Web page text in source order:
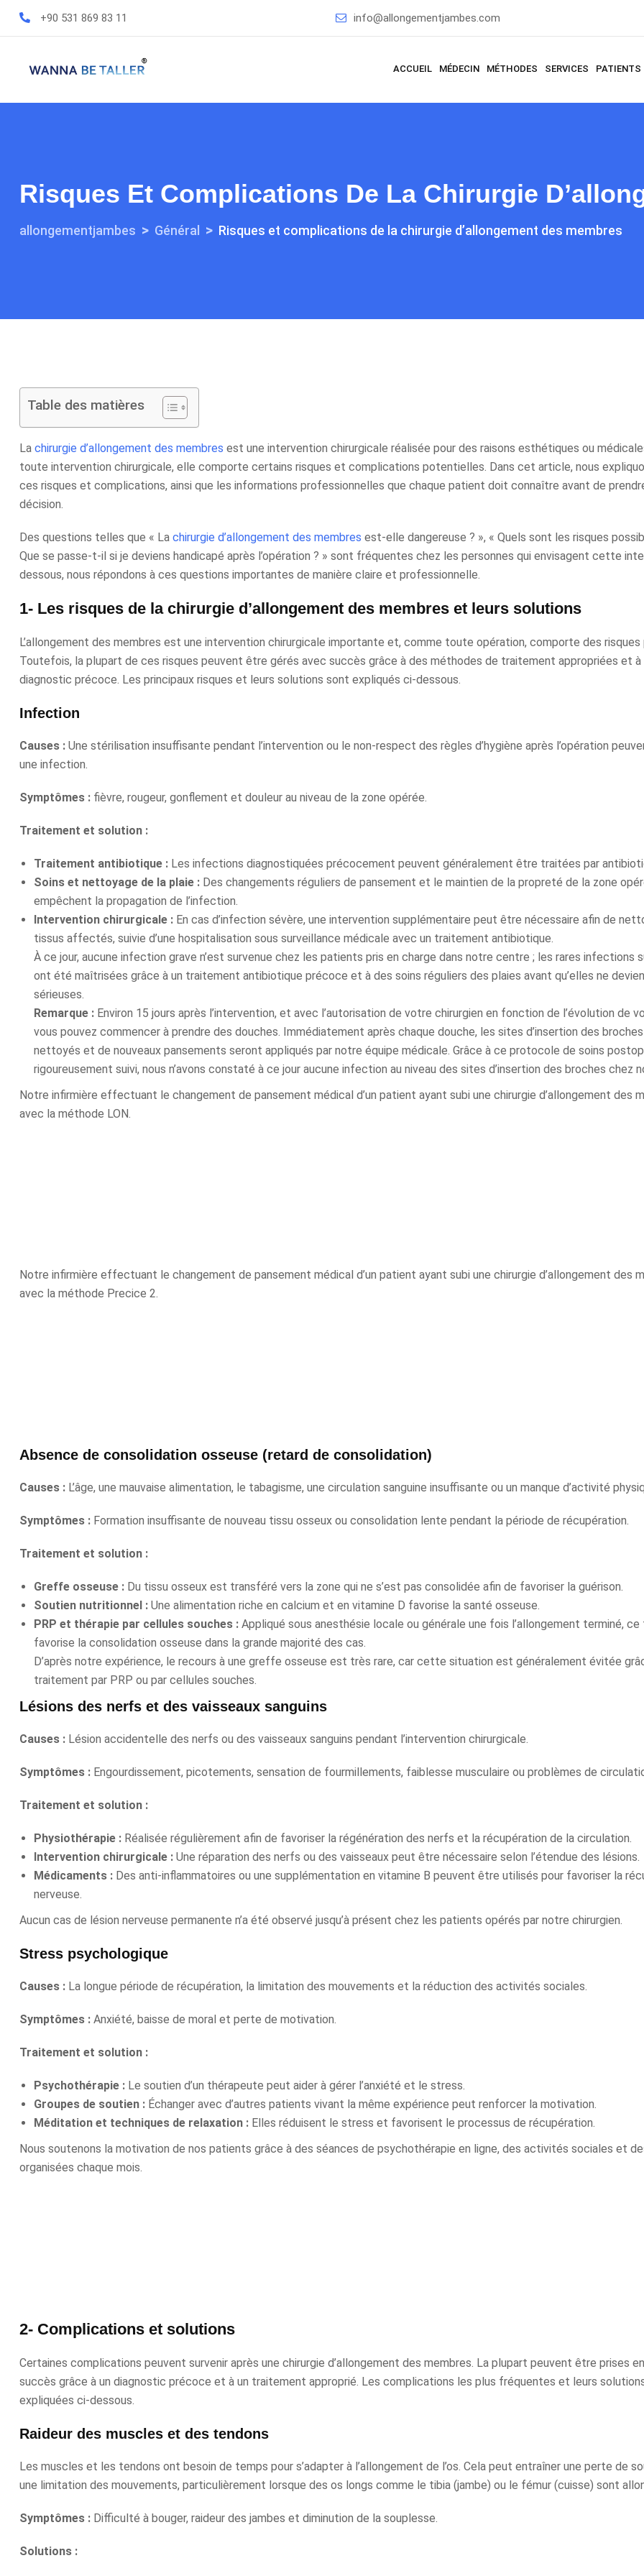
+90 531 869 83 11 info@allongementjambes.com
ACCUEIL MÉDECIN MÉTHODES SERVICES PATIENTS
Risques Et Complications De La Chirurgie
allongementjambes > Général > Risques et complications de la chirurgie d’allongement des membres
Table des matières
La chirurgie d’allongement des membres est une intervention chirurgicale réalisée pour des raisons esthétiques ou
toute intervention chirurgicale, elle comporte certains risques et complications potentielles. Dans cet article, nous
ces risques et complications, ainsi que les informations professionnelles que chaque patient doit connaître avant de
décision.
Des questions telles que « La chirurgie d’allongement des membres est-elle dangereuse ? », « Quels sont les risques
Que se passe-t-il si je deviens handicapé après l’opération ? » sont fréquentes chez les personnes qui envisagent cette
dessous, nous répondons à ces questions importantes de manière claire et professionnelle.
1- Les risques de la chirurgie d’allongement des membres et leurs solutions
L’allongement des membres est une intervention chirurgicale importante et, comme toute opération, comporte des
Toutefois, la plupart de ces risques peuvent être gérés avec succès grâce à des méthodes de traitement appropriées et à
diagnostic précoce. Les principaux risques et leurs solutions sont expliqués ci-dessous.
Infection
Causes : Une stérilisation insuffisante pendant l’intervention ou le non-respect des règles d’hygiène après l’opération
une infection.
Symptômes : fièvre, rougeur, gonflement et douleur au niveau de la zone opérée.
Traitement et solution :
Traitement antibiotique : Les infections diagnostiquées précocement peuvent généralement être traitées par
Soins et nettoyage de la plaie : Des changements réguliers de pansement et le maintien de la propreté de la zone
empêchent la propagation de l’infection.
Intervention chirurgicale : En cas d’infection sévère, une intervention supplémentaire peut être nécessaire afin de
tissus affectés, suivie d’une hospitalisation sous surveillance médicale avec un traitement antibiotique.
À ce jour, aucune infection grave n’est survenue chez les patients pris en charge dans notre centre ; les rares infections
ont été maîtrisées grâce à un traitement antibiotique précoce et à des soins réguliers des plaies avant qu’elles ne
sérieuses.
Remarque : Environ 15 jours après l’intervention, et avec l’autorisation de votre chirurgien en fonction de l’évolution de
vous pouvez commencer à prendre des douches. Immédiatement après chaque douche, les sites d’insertion des
nettoyés et de nouveaux pansements seront appliqués par notre équipe médicale. Grâce à ce protocole de soins
rigoureusement suivi, nous n’avons constaté à ce jour aucune infection au niveau des sites d’insertion des broches chez
Notre infirmière effectuant le changement de pansement médical d’un patient ayant subi une chirurgie d’allongement des
avec la méthode LON.
Notre infirmière effectuant le changement de pansement médical d’un patient ayant subi une chirurgie d’allongement des
avec la méthode Precice 2.
Absence de consolidation osseuse (retard de consolidation)
Causes : L’âge, une mauvaise alimentation, le tabagisme, une circulation sanguine insuffisante ou un manque d’activité
Symptômes : Formation insuffisante de nouveau tissu osseux ou consolidation lente pendant la période de récupération.
Traitement et solution :
Greffe osseuse : Du tissu osseux est transféré vers la zone qui ne s’est pas consolidée afin de favoriser la guérison.
Soutien nutritionnel : Une alimentation riche en calcium et en vitamine D favorise la santé osseuse.
PRP et thérapie par cellules souches : Appliqué sous anesthésie locale ou générale une fois l’allongement terminé,
favorise la consolidation osseuse dans la grande majorité des cas.
D’après notre expérience, le recours à une greffe osseuse est très rare, car cette situation est généralement évitée
traitement par PRP ou par cellules souches.
Lésions des nerfs et des vaisseaux sanguins
Causes : Lésion accidentelle des nerfs ou des vaisseaux sanguins pendant l’intervention chirurgicale.
Symptômes : Engourdissement, picotements, sensation de fourmillements, faiblesse musculaire ou problèmes de
Traitement et solution :
Physiothérapie : Réalisée régulièrement afin de favoriser la régénération des nerfs et la récupération de la circulation.
Intervention chirurgicale : Une réparation des nerfs ou des vaisseaux peut être nécessaire selon l’étendue des lésions.
Médicaments : Des anti-inflammatoires ou une supplémentation en vitamine B peuvent être utilisés pour favoriser la
nerveuse.
Aucun cas de lésion nerveuse permanente n’a été observé jusqu’à présent chez les patients opérés par notre chirurgien.
Stress psychologique
Causes : La longue période de récupération, la limitation des mouvements et la réduction des activités sociales.
Symptômes : Anxiété, baisse de moral et perte de motivation.
Traitement et solution :
Psychothérapie : Le soutien d’un thérapeute peut aider à gérer l’anxiété et le stress.
Groupes de soutien : Échanger avec d’autres patients vivant la même expérience peut renforcer la motivation.
Méditation et techniques de relaxation : Elles réduisent le stress et favorisent le processus de récupération.
Nous soutenons la motivation de nos patients grâce à des séances de psychothérapie en ligne, des activités sociales et
organisées chaque mois.
2- Complications et solutions
Certaines complications peuvent survenir après une chirurgie d’allongement des membres. La plupart peuvent être prises
succès grâce à un diagnostic précoce et à un traitement approprié. Les complications les plus fréquentes et leurs
expliquées ci-dessous.
Raideur des muscles et des tendons
Les muscles et les tendons ont besoin de temps pour s’adapter à l’allongement de l’os. Cela peut entraîner une perte de
une limitation des mouvements, particulièrement lorsque des os longs comme le tibia (jambe) ou le fémur (cuisse) sont
Symptômes : Difficulté à bouger, raideur des jambes et diminution de la souplesse.
Solutions :